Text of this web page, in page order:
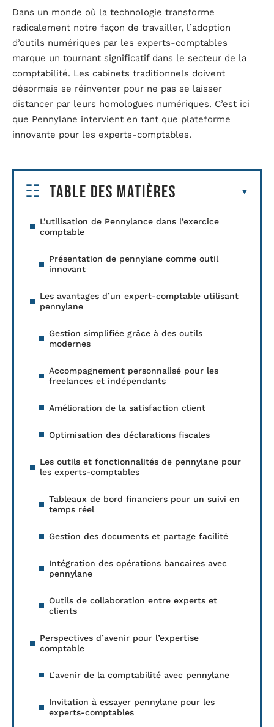
Dans un monde où la technologie transforme
radicalement notre façon de travailler, l’adoption
d’outils numériques par les experts-comptables
marque un tournant significatif dans le secteur de la
comptabilité. Les cabinets traditionnels doivent
désormais se réinventer pour ne pas se laisser
distancer par leurs homologues numériques. C’est ici
que Pennylane intervient en tant que plateforme
innovante pour les experts-comptables.
Table des matières
L’utilisation de Pennylance dans l’exercice
comptable
Présentation de pennylane comme outil
innovant
Les avantages d’un expert-comptable utilisant
pennylane
Gestion simplifiée grâce à des outils
modernes
Accompagnement personnalisé pour les
freelances et indépendants
Amélioration de la satisfaction client
Optimisation des déclarations fiscales
Les outils et fonctionnalités de pennylane pour
les experts-comptables
Tableaux de bord financiers pour un suivi en
temps réel
Gestion des documents et partage facilité
Intégration des opérations bancaires avec
pennylane
Outils de collaboration entre experts et
clients
Perspectives d’avenir pour l’expertise
comptable
L’avenir de la comptabilité avec pennylane
Invitation à essayer pennylane pour les
experts-comptables